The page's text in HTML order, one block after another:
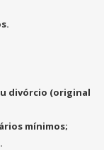
divórcio (original
mínimos;